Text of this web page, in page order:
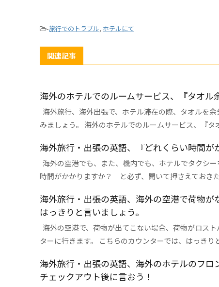
-旅行でのトラブル, ホテルにて
関連記事
海外のホテルでのルームサービス、『タオル
海外旅行、海外出張で、ホテル滞在の際、タオルを
みましょう。 海外のホテルでのルームサービス、『タ
海外旅行・出張の英語、『どれくらい時間が
海外の空港でも、また、機内でも、ホテルでタクシ
時間がかかりますか？ と必ず、聞いて押さえておき
海外旅行・出張の英語、海外の空港で荷物
はっきりと言いましょう。
海外の空港で、荷物が出てこない場合、荷物がロ
ターに行きます。 こちらのカウンターでは、はっきり
海外旅行・出張の英語、海外のホテルのフ
チェックアウト後に言おう！